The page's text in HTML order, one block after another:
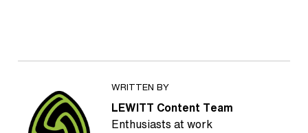
WRITTEN BY
LEWITT Content Team
Enthusiasts at work